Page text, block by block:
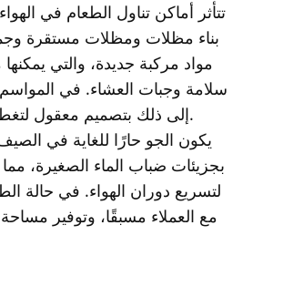
تتأثر أماكن تناول الطعام في
بناء مظلات ومظلات مستقرة
مواد مركبة جديدة، والتي
سلامة وجبات العشاء. في المواسم
إلى ذلك بتصميم معقول لتغطية كل منطقة طاولة طعام بالدفء، مما يسمح للعملاء بالاستمتاع بوجباتهم حتى في الشتاء.
يكون الجو حارًا للغاية في
بجزيئات ضباب الماء الصغيرة،
لتسريع دوران الهواء. في حالة
مع العملاء مسبقًا، وتوفير